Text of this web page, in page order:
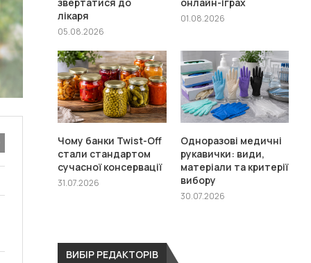
лікаря
05.08.2026
01.08.2026
Чому банки Twist-Off
стали стандартом
сучасної консервації
31.07.2026
Одноразові медичні
рукавички: види,
матеріали та критерії
вибору
30.07.2026
ВИБІР РЕДАКТОРІВ